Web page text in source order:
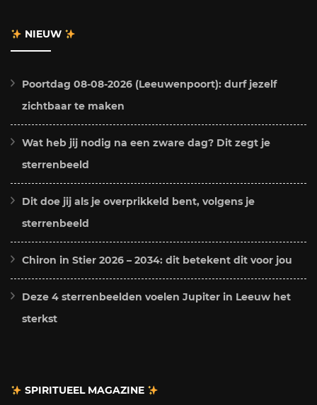
NIEUW
Poortdag 08-08-2026 (Leeuwenpoort): durf jezelf
zichtbaar te maken
Wat heb jij nodig na een zware dag? Dit zegt je
sterrenbeeld
Dit doe jij als je overprikkeld bent, volgens je
sterrenbeeld
Chiron in Stier 2026 – 2034: dit betekent dit voor jou
Deze 4 sterrenbeelden voelen Jupiter in Leeuw het
sterkst
SPIRITUEEL MAGAZINE